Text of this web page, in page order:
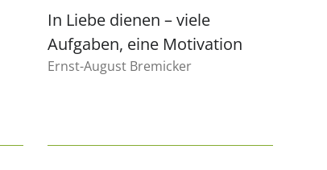
In Liebe dienen – viele
Aufgaben, eine Motivation
Ernst-August Bremicker